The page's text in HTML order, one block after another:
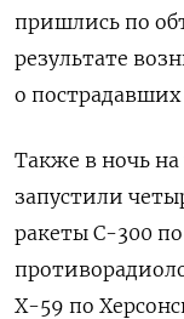
пришлись по
результате
о пострадавших
Также в ночь на
запустили
ракеты С-300
Х-59 по